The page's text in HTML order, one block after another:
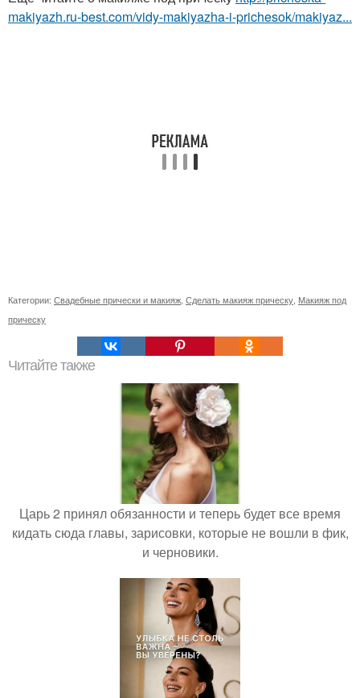
makiyazh.ru-best.com/vidy-makiyazha-i-prichesok/makiyaz...
Категории: Свадебные прически и макияж, Сделать макияж прическу, Макияж под
прическу
Читайте также
Царь 2 принял обязанности и теперь будет все время
кидать сюда главы, зарисовки, которые не вошли в фик,
и черновики.